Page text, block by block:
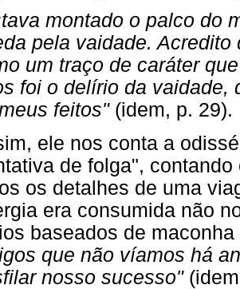
montado o palco do
pela vaidade.
um traço de caráter
foi o delírio da vaidade,
feitos"(idem, p. 29).
ele nos conta a
de folga",
os detalhes de uma
era consumida não
baseados de
que não víamos há
nosso sucesso"